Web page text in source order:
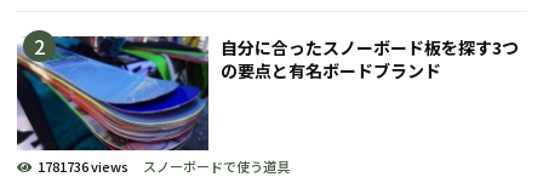
自分に合ったスノーボード板を探す3つ
の要点と有名ボードブランド
1781736 views スノーボードで使う道具